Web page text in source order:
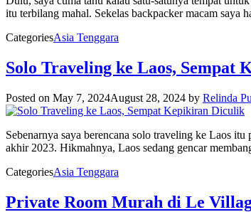
itu terbilang mahal. Sekelas backpacker macam
CategoriesAsia Tenggara
Solo Traveling ke Laos, Sempat
Posted on May 7, 2024August 28, 2024 by Relinda
Sebenarnya saya berencana solo traveling ke Laos
akhir 2023. Hikmahnya, Laos sedang gencar
CategoriesAsia Tenggara
Private Room Murah di Le